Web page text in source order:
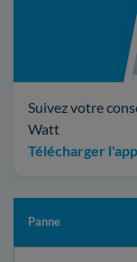
Suivez votre
Watt
Télécharger l'app
Panne